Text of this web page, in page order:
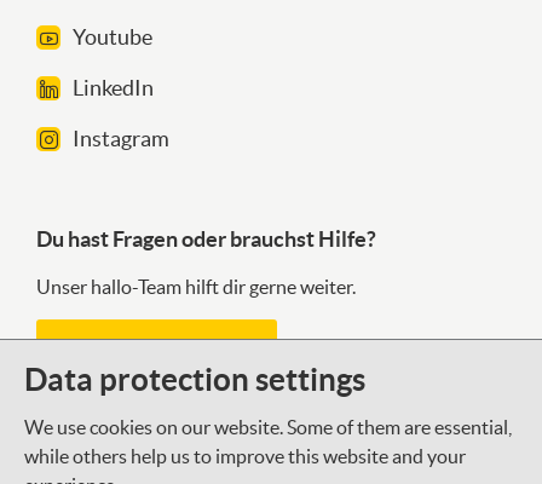
Youtube
LinkedIn
Instagram
Du hast Fragen oder brauchst Hilfe?
Unser hallo-Team hilft dir gerne weiter.
Was gibt es Neues bei der DSEE?
Data protection settings
We use cookies on our website. Some of them are essential,
while others help us to improve this website and your